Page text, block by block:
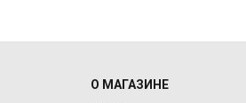
О МАГАЗИНЕ